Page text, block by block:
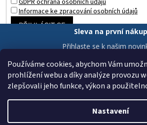
Používáme cookies, abychom Vám
prohlížení webu a díky analýze provozu
zlepšovali jeho funkce, výkon a
Nastavení
GDPR ochrana osobních údajů
Informace ke zpracování osobních údajů
PŘIHLÁSIT SE
Vytvořil Shoptet
Sleva na první nákup
Přihlaste se k našim
Chci novinky a slevu
Vaše data jsou u nás v